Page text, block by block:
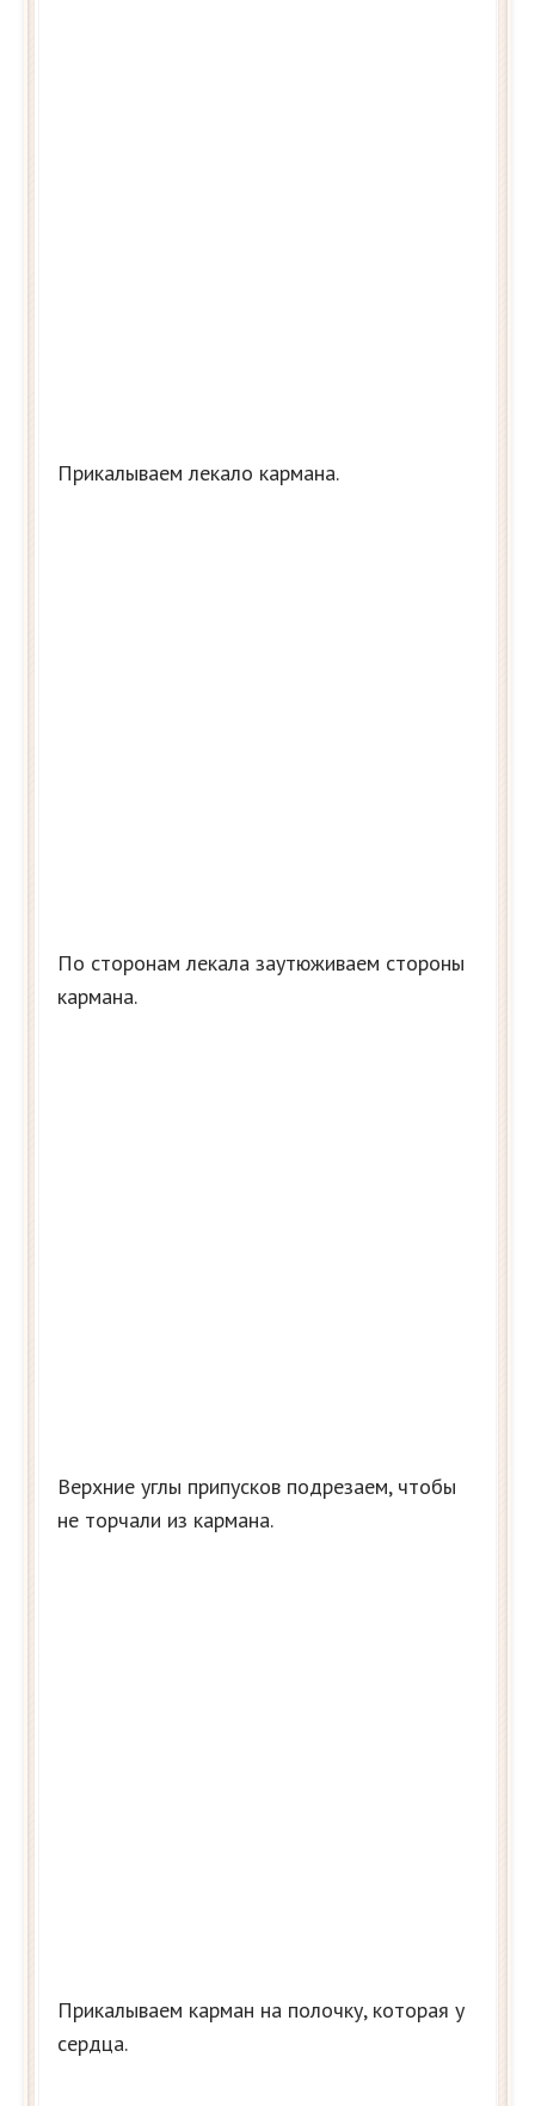
Прикалываем лекало кармана.
По сторонам лекала заутюживаем стороны
кармана.
Верхние углы припусков подрезаем, чтобы
не торчали из кармана.
Прикалываем карман на полочку, которая у
сердца.